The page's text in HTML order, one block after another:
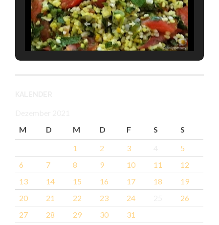
M
D M D F S
S
1
2 3
5
6
7 8 9 10 11
12
13
14 15 16 17 18
19
20
21 22 23 24
26
27
28 29 30 31